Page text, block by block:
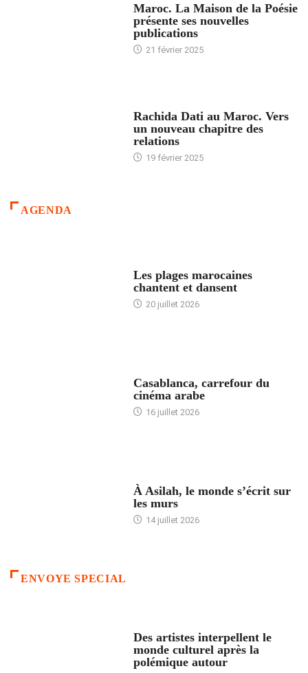
Maroc. La Maison de la Poésie
présente ses nouvelles
publications
21 février 2025
Rachida Dati au Maroc. Vers
un nouveau chapitre des
relations
19 février 2025
AGENDA
Les plages marocaines
chantent et dansent
20 juillet 2026
Casablanca, carrefour du
cinéma arabe
16 juillet 2026
À Asilah, le monde s’écrit sur
les murs
14 juillet 2026
ENVOYE SPECIAL
Des artistes interpellent le
monde culturel après la
polémique autour